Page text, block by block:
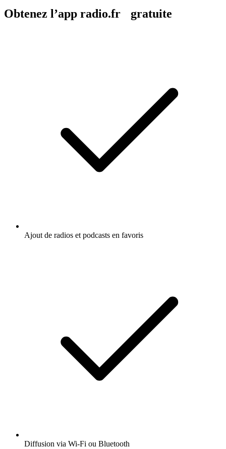
Obtenez l’app radio.fr gratuite
Ajout de radios et podcasts en favoris
Diffusion via Wi-Fi ou Bluetooth